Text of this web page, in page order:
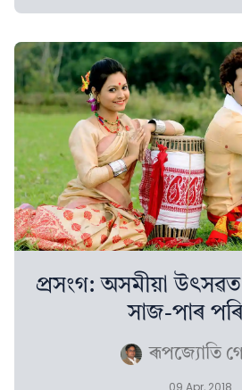
প্ৰসংগ: অসমীয়া
সাজ-পাৰ
ৰূপজ্যোতি
09 Apr, 2018